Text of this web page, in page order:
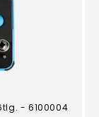
- 6100004